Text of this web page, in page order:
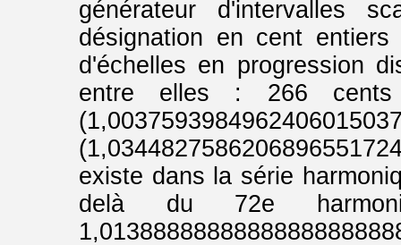
générateur d'intervalles
désignation en cent
d'échelles en progression
entre elles : 266
existe dans la série
delà du 72e